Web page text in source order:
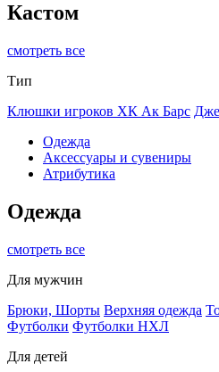
Кастом
смотреть все
Тип
Клюшки игроков ХК Ак Барс
Одежда
Аксессуары и сувениры
Атрибутика
Одежда
смотреть все
Для мужчин
Брюки, Шорты Верхняя одежда
Футболки Футболки НХЛ
Для детей